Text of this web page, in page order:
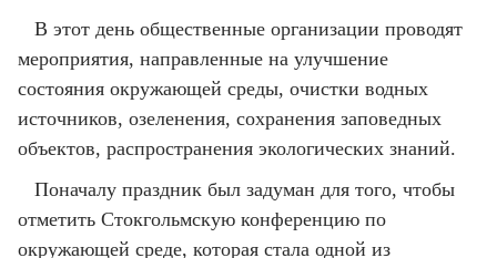
В этот день общественные организации проводят
мероприятия, направленные на улучшение
состояния окружающей среды, очистки водных
источников, озеленения, сохранения заповедных
объектов, распространения экологических знаний.
Поначалу праздник был задуман для того, чтобы
отметить Стокгольмскую конференцию по
окружающей среде, которая стала одной из